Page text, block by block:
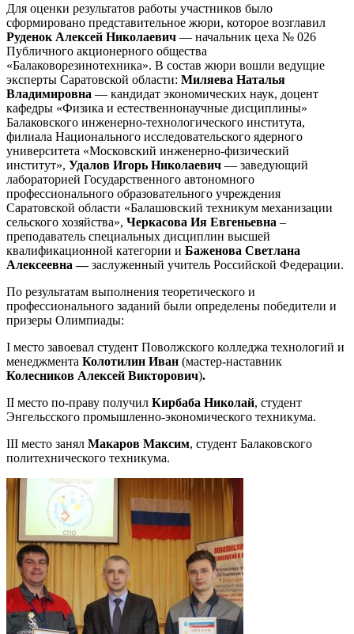
Для оценки результатов работы участников было
сформировано представительное жюри, которое возглавил
Руденок Алексей Николаевич — начальник цеха № 026
Публичного акционерного общества
«Балаковорезинотехника». В состав жюри вошли ведущие
эксперты Саратовской области: Миляева Наталья
Владимировна — кандидат экономических наук, доцент
кафедры «Физика и естественнонаучные дисциплины»
Балаковского инженерно-технологического института,
филиала Национального исследовательского ядерного
университета «Московский инженерно-физический
институт», Удалов Игорь Николаевич — заведующий
лабораторией Государственного автономного
профессионального образовательного учреждения
Саратовской области «Балашовский техникум механизации
сельского хозяйства», Черкасова Ия Евгеньевна –
преподаватель специальных дисциплин высшей
квалификационной категории и Баженова Светлана
Алексеевна —заслуженный учитель Российской Федерации.
По результатам выполнения теоретического и
профессионального заданий были определены победители и
призеры Олимпиады:
I место завоевал студент Поволжского колледжа технологий и
менеджмента Колотилин Иван (мастер-наставник
Колесников Алексей Викторович).
II место по-праву получил Кирбаба Николай, студент
Энгельсского промышленно-экономического техникума.
III место занял Макаров Максим, студент Балаковского
политехнического техникума.